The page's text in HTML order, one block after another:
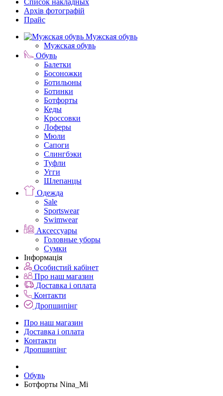
Архів фотографій
Прайс
Мужская обувь
Мужская обувь
Обувь
Балетки
Босоножки
Ботильоны
Ботинки
Ботфорты
Кеды
Кроссовки
Лоферы
Мюли
Сапоги
Слингбэки
Туфли
Угги
Шлепанцы
Одежда
Sale
Sportswear
Swimwear
Аксессуары
Головные уборы
Сумки
Інформація
Особистий кабінет
Про наш магазин
Доставка і оплата
Контакти
Дропшипінг
Про наш магазин
Доставка і оплата
Контакти
Дропшипінг
Обувь
Ботфорты Nina_Mi